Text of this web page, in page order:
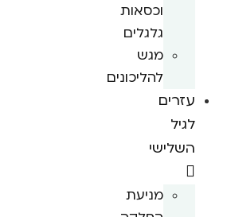
וכסאות
גלגלים
מגש
להליכונים
עזרים
לגיל
השלישי
מניעת